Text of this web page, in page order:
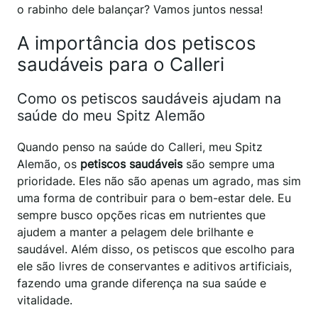
o rabinho dele balançar? Vamos juntos nessa!
A importância dos petiscos
saudáveis para o Calleri
Como os petiscos saudáveis ajudam na
saúde do meu Spitz Alemão
Quando penso na saúde do Calleri, meu Spitz
Alemão, os petiscos saudáveissão sempre uma
prioridade. Eles não são apenas um agrado, mas sim
uma forma de contribuir para o bem-estar dele. Eu
sempre busco opções ricas em nutrientes que
ajudem a manter a pelagem dele brilhante e
saudável. Além disso, os petiscos que escolho para
ele são livres de conservantes e aditivos artificiais,
fazendo uma grande diferença na sua saúde e
vitalidade.